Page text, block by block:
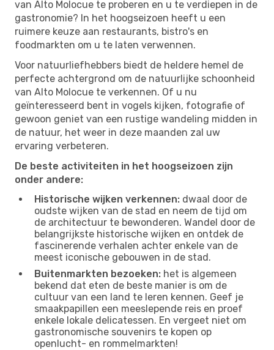
van Alto Molocue te proberen en u te verdiepen in de
gastronomie? In het hoogseizoen heeft u een
ruimere keuze aan restaurants, bistro's en
foodmarkten om u te laten verwennen.
Voor natuurliefhebbers biedt de heldere hemel de
perfecte achtergrond om de natuurlijke schoonheid
van Alto Molocue te verkennen. Of u nu
geïnteresseerd bent in vogels kijken, fotografie of
gewoon geniet van een rustige wandeling midden in
de natuur, het weer in deze maanden zal uw
ervaring verbeteren.
De beste activiteiten in het hoogseizoen zijn
onder andere:
Historische wijken verkennen: dwaal door de
oudste wijken van de stad en neem de tijd om
de architectuur te bewonderen. Wandel door de
belangrijkste historische wijken en ontdek de
fascinerende verhalen achter enkele van de
meest iconische gebouwen in de stad.
Buitenmarkten bezoeken: het is algemeen
bekend dat eten de beste manier is om de
cultuur van een land te leren kennen. Geef je
smaakpapillen een meeslepende reis en proef
enkele lokale delicatessen. En vergeet niet om
gastronomische souvenirs te kopen op
openlucht- en rommelmarkten!